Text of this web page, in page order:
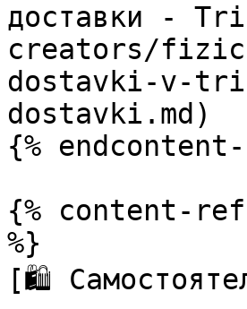
доставки -
creators/
dostavki-v-
dostavki.md)
{%
{% content-ref
%}
[🛍️